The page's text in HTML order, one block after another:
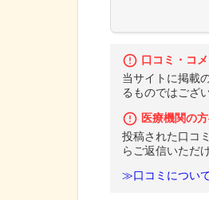
口コミ・コ
当サイトに掲載
るものではござ
医療機関の
投稿された口コ
らご返信いただ
≫口コミについ